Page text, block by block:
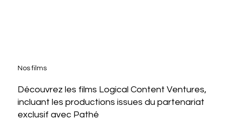
Nos films
Découvrez les films Logical Content Ventures,
incluant les productions issues du partenariat
exclusif avec Pathé